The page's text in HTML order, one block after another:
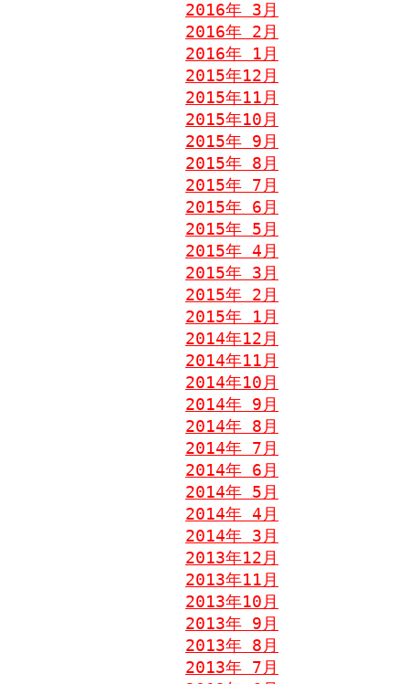
2016年 3月
2016年 2月
2016年 1月
2015年12月
2015年11月
2015年10月
2015年 9月
2015年 8月
2015年 7月
2015年 6月
2015年 5月
2015年 4月
2015年 3月
2015年 2月
2015年 1月
2014年12月
2014年11月
2014年10月
2014年 9月
2014年 8月
2014年 7月
2014年 6月
2014年 5月
2014年 4月
2014年 3月
2013年12月
2013年11月
2013年10月
2013年 9月
2013年 8月
2013年 7月